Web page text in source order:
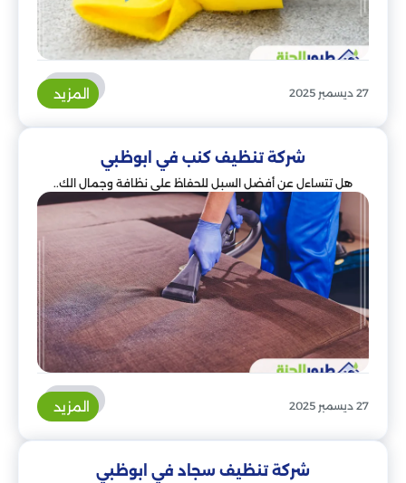
27 ديسمبر 2025 المزيد
شركة تنظيف كنب في ابوظبي
هل تتساءل عن أفضل السبل للحفاظ على نظافة وجمال الك..
27 ديسمبر 2025 المزيد
شركة تنظيف سجاد في ابوظبي